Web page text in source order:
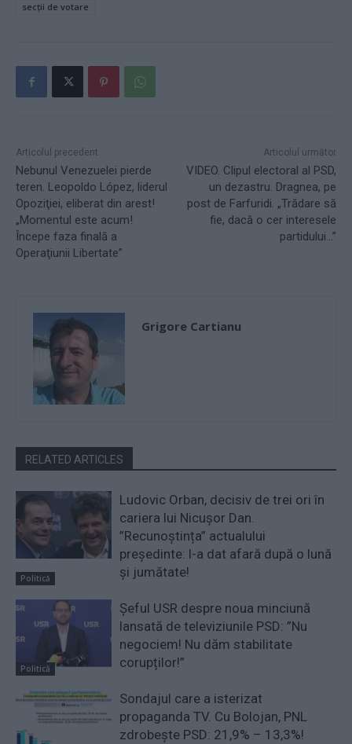
secții de votare
Articolul precedent
Nebunul Venezuelei pierde
teren. Leopoldo López, liderul
Opoziţiei, eliberat din arest!
„Momentul este acum!
Începe faza finală a
Operaţiunii Libertate”
Articolul următor
VIDEO. Clipul electoral al PSD,
un dezastru. Dragnea, pe
post de Farfuridi. „Trădare să
fie, dacă o cer interesele
partidului…”
Grigore Cartianu
RELATED ARTICLES
Politică
Ludovic Orban, decisiv de trei ori în
cariera lui Nicușor Dan.
”Recunoștința” actualului
președinte: l-a dat afară după o lună
și jumătate!
Politică
Șeful USR despre noua minciună
lansată de televiziunile PSD: ”Nu
negociem! Nu dăm stabilitate
corupților!”
Sondajul care a isterizat
propaganda TV. Cu Bolojan, PNL
zdrobește PSD: 21,9% – 13,3%!